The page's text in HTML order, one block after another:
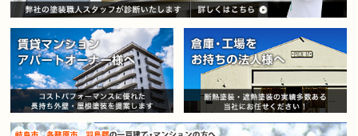
賃貸マンション・アパートオー